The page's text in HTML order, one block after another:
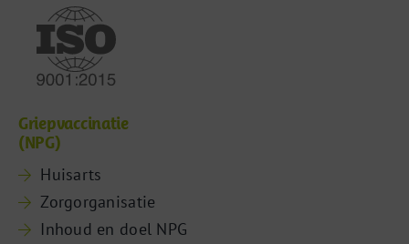
Griepvaccinatie
(NPG)
Huisarts
Zorgorganisatie
Inhoud en doel NPG